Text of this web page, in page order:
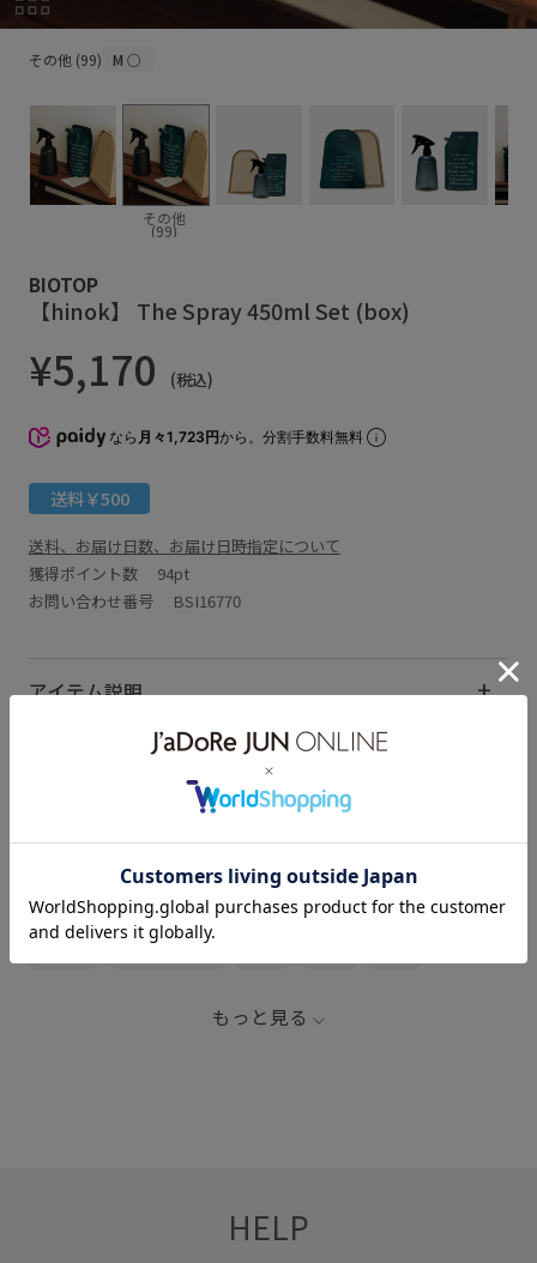
その他 (99) M○
その他
(99)
BIOTOP
【hinok】 The Spray 450ml Set (box)
¥5,170 (税込)
なら 月々1,723円から。分割手数料無料
送料￥500
送料、お届け日数、お届け日時指定について
獲得ポイント数 94pt
お問い合わせ番号 BSI16770
アイテム説明
サイズ・素材・お手入れ方法
関連タグ
hinok クッション セット ソファ ファブリック
もっと見る
HELP